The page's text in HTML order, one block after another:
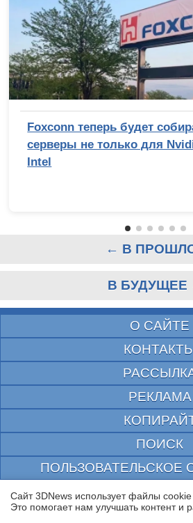
Foxconn теперь будет
серверы не только для
Intel
← В
В БУДУЩЕЕ
О САЙТЕ
РЕКЛАМА
ПОИСК
ПОЛЬЗОВАТЕЛЬСКОЕ
© 1997—2026 Электронное периодическое
Сайт 3DNews использует файлы cookie
Это помогает нам улучшать контент и